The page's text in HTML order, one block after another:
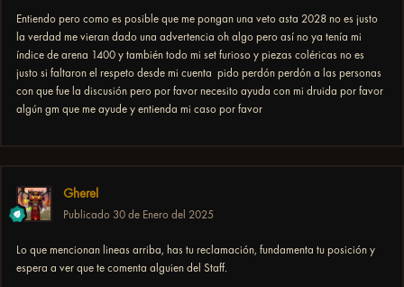
Entiendo pero como es posible que me pongan una veto asta 2028 no es justo
la verdad me vieran dado una advertencia oh algo pero así no ya tenía mi
índice de arena 1400 y también todo mi set furioso y piezas coléricas no es
justo si faltaron el respeto desde mi cuenta pido perdón perdón a las personas
con que fue la discusión pero por favor necesito ayuda con mi druida por favor
algún gm que me ayude y entienda mi caso por favor
Gherel
Publicado 30 de Enero del 2025
Lo que mencionan lineas arriba, has tu reclamación, fundamenta tu posición y
espera a ver que te comenta alguien del Staff.